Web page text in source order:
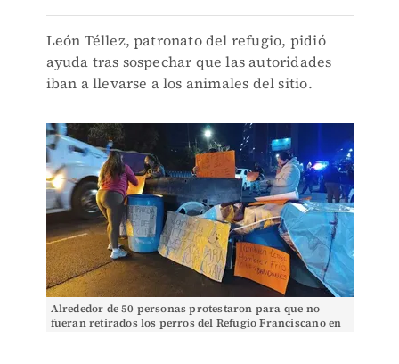
León Téllez, patronato del refugio, pidió
ayuda tras sospechar que las autoridades
iban a llevarse a los animales del sitio.
Alrededor de 50 personas protestaron para que no
fueran retirados los perros del Refugio Franciscano en